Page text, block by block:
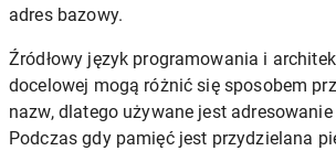
adres bazowy.
Źródłowy język programowania i
docelowej mogą różnić się sposobem
nazw, dlatego używane jest
Podczas gdy pamięć jest przydzielana